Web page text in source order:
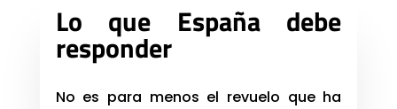
Lo que España debe
responder
No es para menos el revuelo que ha